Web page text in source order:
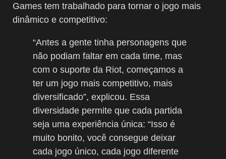
Games tem trabalhado para tornar o jogo mais
dinâmico e competitivo:
“Antes a gente tinha personagens que
não podiam faltar em cada time, mas
com o suporte da Riot, começamos a
ter um jogo mais competitivo, mais
diversificado”, explicou. Essa
diversidade permite que cada partida
seja uma experiência única: “Isso é
muito bonito, você consegue deixar
cada jogo único, cada jogo diferente